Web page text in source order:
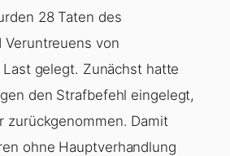
28 Taten des
Veruntreuens von
gelegt. Zunächst hatte
den Strafbefehl eingelegt,
zurückgenommen. Damit
ohne Hauptverhandlung